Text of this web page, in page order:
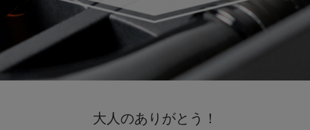
大人のありがとう！